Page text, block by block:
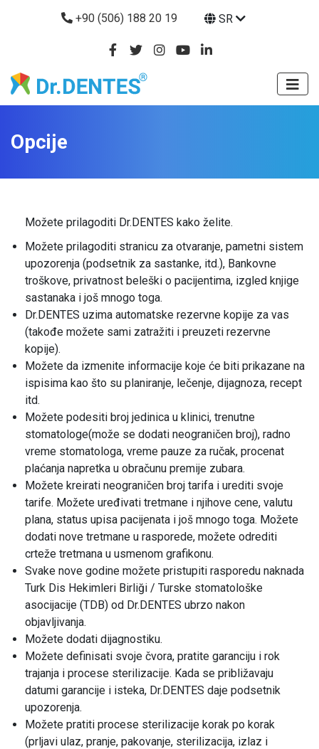
+90 (506) 188 20 19 SR
Opcije
Možete prilagoditi Dr.DENTES kako želite.
Možete prilagoditi stranicu za otvaranje, pametni sistem
upozorenja (podsetnik za sastanke, itd.), Bankovne
troškove, privatnost beleški o pacijentima, izgled knjige
sastanaka i još mnogo toga.
Dr.DENTES uzima automatske rezervne kopije za vas
(takođe možete sami zatražiti i preuzeti rezervne
kopije).
Možete da izmenite informacije koje će biti prikazane na
ispisima kao što su planiranje, lečenje, dijagnoza, recept
itd.
Možete podesiti broj jedinica u klinici, trenutne
stomatologe(može se dodati neograničen broj), radno
vreme stomatologa, vreme pauze za ručak, procenat
plaćanja napretka u obračunu premije zubara.
Možete kreirati neograničen broj tarifa i urediti svoje
tarife. Možete uređivati tretmane i njihove cene, valutu
plana, status upisa pacijenata i još mnogo toga. Možete
dodati nove tretmane u rasporede, možete odrediti
crteže tretmana u usmenom grafikonu.
Svake nove godine možete pristupiti rasporedu naknada
Turk Dis Hekimleri Birliği / Turske stomatološke
asocijacije (TDB) od Dr.DENTES ubrzo nakon
objavljivanja.
Možete dodati dijagnostiku.
Možete definisati svoje čvora, pratite garanciju i rok
trajanja i procese sterilizacije. Kada se približavaju
datumi garancije i isteka, Dr.DENTES daje podsetnik
upozorenja.
Možete pratiti procese sterilizacije korak po korak
(prljavi ulaz, pranje, pakovanje, sterilizacija, izlaz i